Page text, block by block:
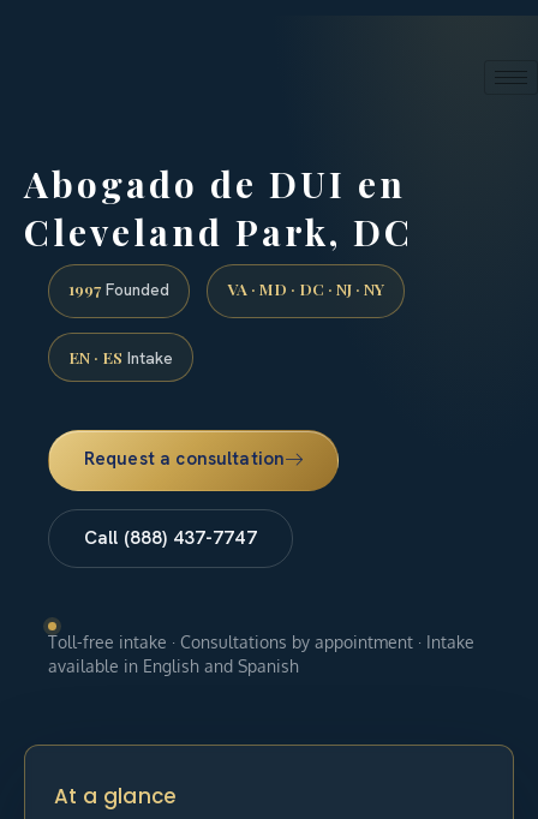
Abogado de DUI en
Cleveland Park, DC
1997 Founded VA · MD · DC · NJ · NY
EN · ES Intake
Request a consultation
Call (888) 437-7747
Toll-free intake · Consultations by appointment · Intake
available in English and Spanish
At a glance